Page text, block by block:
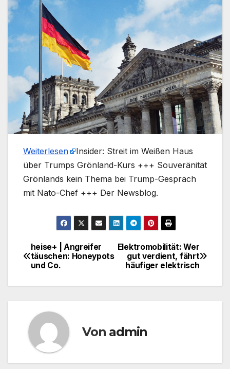
Weiterlesen
​Insider: Streit im Weißen Haus
über Trumps Grönland-Kurs +++ Souveränität
Grönlands kein Thema bei Trump-Gespräch
mit Nato-Chef +++ Der Newsblog.
Beitragsnavigation
Elektromobilität: Wer
gut verdient, fährt
häufiger elektrisch
heise+ | Angreifer
täuschen: Honeypots
und Co.
Von admin